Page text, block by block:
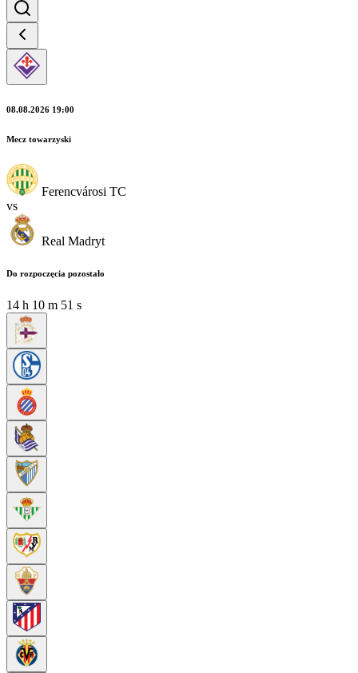
08.08.2026 19:00
Mecz towarzyski
Ferencvárosi TC
vs
Real Madryt
Do rozpoczęcia pozostało
14 h 10 m 50 s